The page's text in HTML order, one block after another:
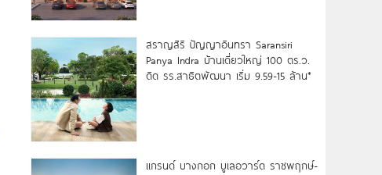
สราญสิริ ปัญญาอินทรา Saransiri
Panya Indra บ้านเดี่ยวใหญ่ 100 ตร.ว.
ดิด รร.สาธิตพัฒนา เริ่ม 9.59-15 ล้าน*
แกรนด์ บางกอก บูเลอวาร์ด ราชพฤกษ์-